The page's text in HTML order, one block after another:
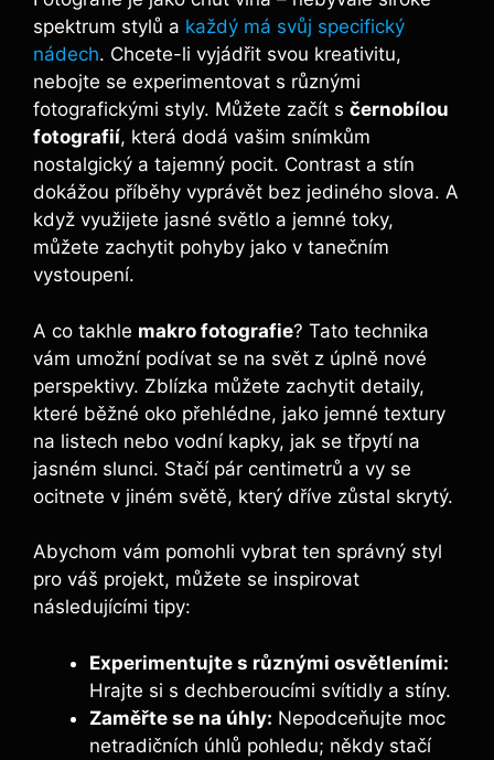
spektrum stylů a každý má svůj specifický
nádech. Chcete-li vyjádřit svou kreativitu,
nebojte se experimentovat s různými
fotografickými styly. Můžete začít s černobílou
fotografií, která dodá vašim snímkům
nostalgický a tajemný pocit. Contrast a stín
dokážou příběhy vyprávět bez jediného slova. A
když využijete jasné světlo a jemné toky,
můžete zachytit pohyby jako v tanečním
vystoupení.
A co takhle makro fotografie? Tato technika
vám umožní podívat se na svět z úplně nové
perspektivy. Zblízka můžete zachytit detaily,
které běžné oko přehlédne, jako jemné textury
na listech nebo vodní kapky, jak se třpytí na
jasném slunci. Stačí pár centimetrů a vy se
ocitnete v jiném světě, který dříve zůstal skrytý.
Abychom vám pomohli vybrat ten správný styl
pro váš projekt, můžete se inspirovat
následujícími tipy:
Experimentujte s různými osvětleními:
Hrajte si s dechberoucími svítidly a stíny.
Zaměřte se na úhly: Nepodceňujte moc
netradičních úhlů pohledu; někdy stačí